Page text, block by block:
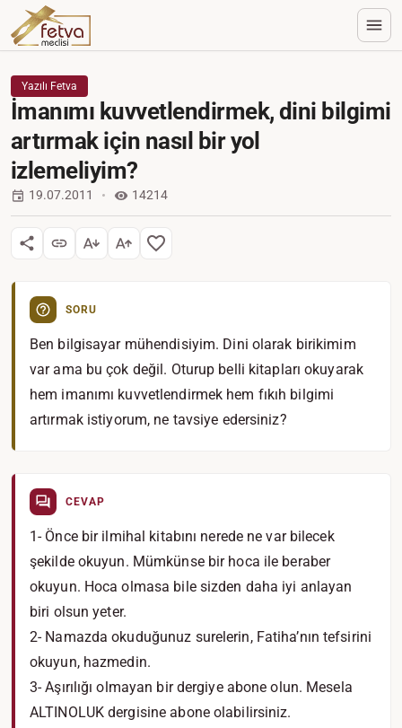
Yazılı Fetva
İmanımı kuvvetlendirmek, dini bilgimi
artırmak için nasıl bir yol
izlemeliyim?
19.07.2011 14214
SORU
Ben bilgisayar mühendisiyim. Dini olarak birikimim
var ama bu çok değil. Oturup belli kitapları okuyarak
hem imanımı kuvvetlendirmek hem fıkıh bilgimi
artırmak istiyorum, ne tavsiye edersiniz?
CEVAP
1- Önce bir ilmihal kitabını nerede ne var bilecek
şekilde okuyun. Mümkünse bir hoca ile beraber
okuyun. Hoca olmasa bile sizden daha iyi anlayan
biri olsun yeter.
2- Namazda okuduğunuz surelerin, Fatiha’nın tefsirini
okuyun, hazmedin.
3- Aşırılığı olmayan bir dergiye abone olun. Mesela
ALTINOLUK dergisine abone olabilirsiniz.